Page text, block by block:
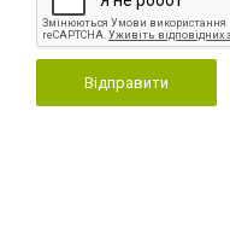
Відправити